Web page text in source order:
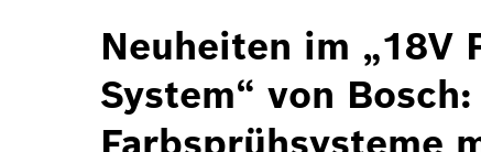
Neuheiten im „18V
System“ von